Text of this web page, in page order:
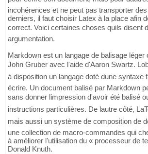
incohérences et ne peut pas transporter
derniers, il faut choisir Latex à la place afin
correct. Voici certaines choses quils disent
argumentation.
Markdown est un langage de balisage léger
John Gruber avec l'aide d'Aaron Swartz.
à disposition un langage doté dune syntaxe
écrire. Un document balisé par Markdown
sans donner limpression d'avoir été balisé
instructions particulières. De lautre côté,
mais aussi un système de composition de
une collection de macro-commandes qui
à améliorer l'utilisation du « processeur de
Donald Knuth.